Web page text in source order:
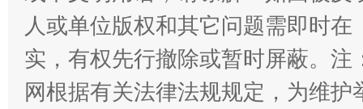
扯下公款旅游的“隐身衣” 如何以
人或单位版权和其它问题需即时在
实，有权先行撤除或暂时屏蔽。
网根据有关法律法规规定，为维